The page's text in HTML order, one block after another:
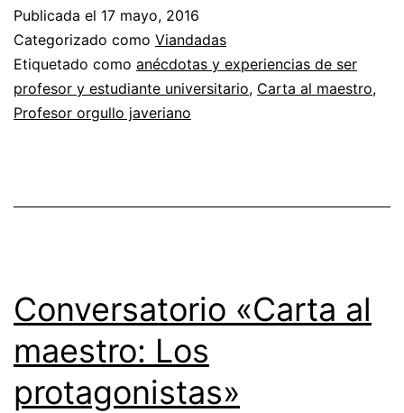
cartas
al
profesor
más.
Publicada el 17 mayo, 2016
Categorizado como Viandadas
Etiquetado como anécdotas y experiencias de ser
profesor y estudiante universitario, Carta al maestro,
Profesor orgullo javeriano
Conversatorio «Carta al
maestro: Los
protagonistas»